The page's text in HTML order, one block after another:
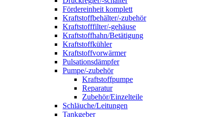
Fördereinheit komplett
Kraftstoffbehälter/-zubehör
Kraftstofffilter/-gehäuse
Kraftstoffhahn/Betätigung
Kraftstoffkühler
Kraftstoffvorwärmer
Pulsationsdämpfer
Pumpe/-zubehör
Kraftstoffpumpe
Reparatur
Zubehör/Einzelteile
Schläuche/Leitungen
Tankgeber